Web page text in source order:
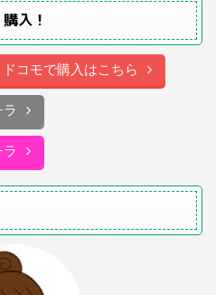
入！
ドコモで購入はこちら